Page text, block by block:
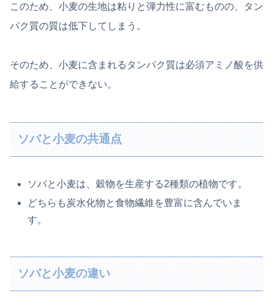
このため、小麦の生地は粘りと弾力性に富むものの、タン
パク質の質は低下してしまう。
そのため、小麦に含まれるタンパク質は必須アミノ酸を供
給することができない。
ソバと小麦の共通点
ソバと小麦は、穀物を生産する2種類の植物です。
どちらも炭水化物と食物繊維を豊富に含んでいま
す。
ソバと小麦の違い